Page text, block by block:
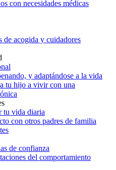
con necesidades médicas
de acogida y cuidadores
y adaptándose a la vida
tu hijo a vivir con una
tu vida diaria
con otros padres de familia
de confianza
del comportamiento